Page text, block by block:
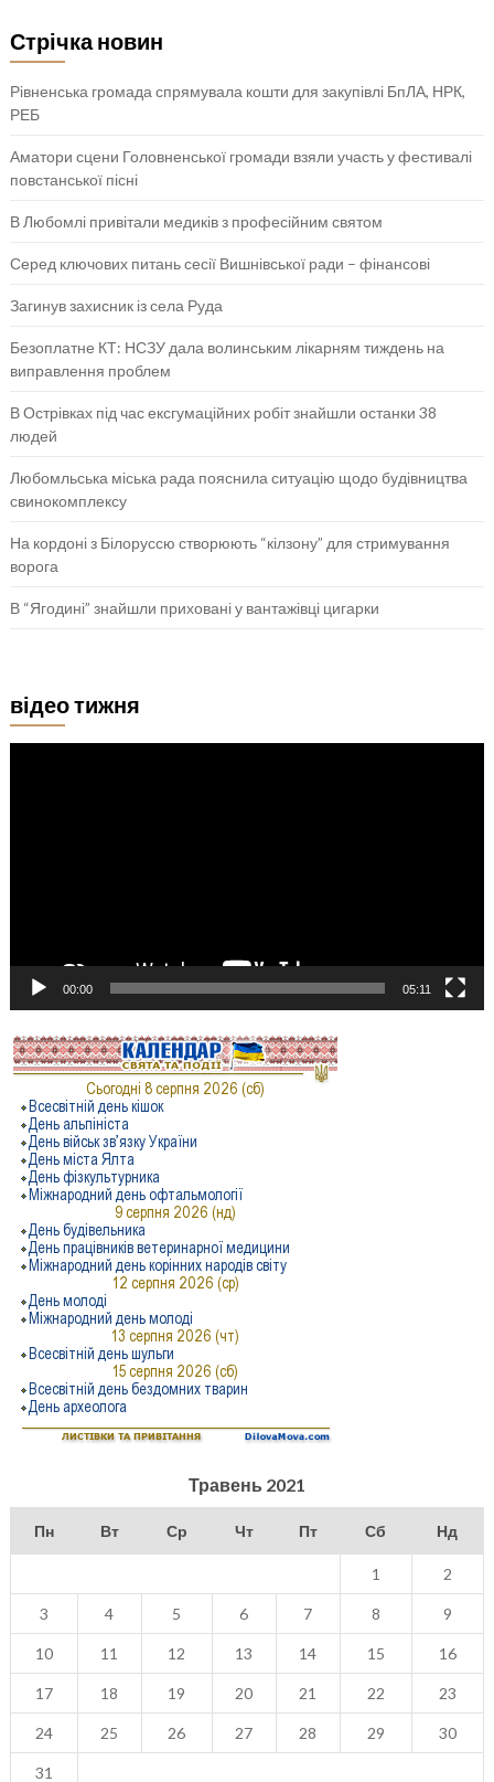
Стрічка новин
Рівненська громада спрямувала кошти для закупівлі БпЛА, НРК,
РЕБ
Аматори сцени Головненської громади взяли участь у фестивалі
повстанської пісні
В Любомлі привітали медиків з професійним святом
Серед ключових питань сесії Вишнівської ради – фінансові
Загинув захисник із села Руда
Безоплатне КТ: НСЗУ дала волинським лікарням тиждень на
виправлення проблем
В Острівках під час ексгумаційних робіт знайшли останки 38
людей
Любомльська міська рада пояснила ситуацію щодо будівництва
свинокомплексу
На кордоні з Білоруссю створюють “кілзону” для стримування
ворога
В “Ягодині” знайшли приховані у вантажівці цигарки
відео тижня
00:00 05:11
Травень 2021
Пн Вт Ср Чт Пт Сб Нд
1 2
3 4 5 6 7 8 9
10 11 12 13 14 15 16
17 18 19 20 21 22 23
24 25 26 27 28 29 30
31